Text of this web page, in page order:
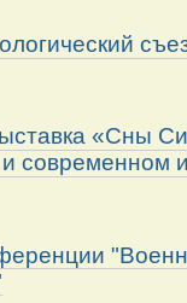
«Сны
современном